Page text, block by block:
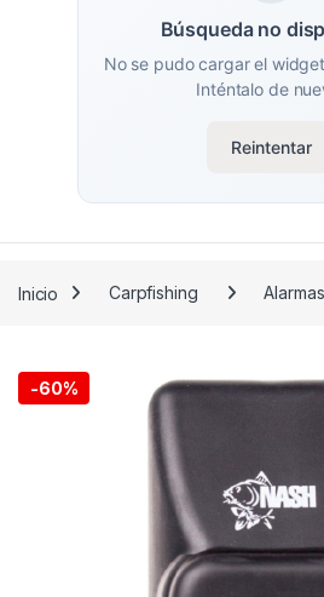
Búsqueda no
No se pudo cargar el
Inténtalo de
Reintentar
Inicio Carpfishing
-60%